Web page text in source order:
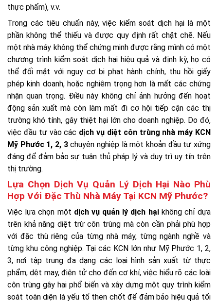
thực phẩm), v.v.
Trong các tiêu chuẩn này, việc kiểm soát dịch hại là một
phần không thể thiếu và được quy định rất chặt chẽ. Nếu
một nhà máy không thể chứng minh được rằng mình có một
chương trình kiểm soát dịch hại hiệu quả và định kỳ, họ có
thể đối mặt với nguy cơ bị phạt hành chính, thu hồi giấy
phép kinh doanh, hoặc nghiêm trọng hơn là mất các chứng
nhận quan trọng. Điều này không chỉ ảnh hưởng đến hoạt
động sản xuất mà còn làm mất đi cơ hội tiếp cận các thị
trường khó tính, gây thiệt hại lớn cho doanh nghiệp. Do đó,
việc đầu tư vào các dịch vụ diệt côn trùng nhà máy KCN
Mỹ Phước 1, 2, 3chuyên nghiệp là một khoản đầu tư xứng
đáng để đảm bảo sự tuân thủ pháp lý và duy trì uy tín trên
thị trường.
Lựa Chọn Dịch Vụ Quản Lý Dịch Hại Nào Phù
Hợp Với Đặc Thù Nhà Máy Tại KCN Mỹ Phước?
Việc lựa chọn một dịch vụ quản lý dịch hạikhông chỉ dựa
trên khả năng diệt trừ côn trùng mà còn cần phải phù hợp
với đặc thù riêng của từng nhà máy, từng ngành nghề và
từng khu công nghiệp. Tại các KCN lớn như Mỹ Phước 1, 2,
3, nơi tập trung đa dạng các loại hình sản xuất từ thực
phẩm, dệt may, điện tử cho đến cơ khí, việc hiểu rõ các loài
côn trùng gây hại phổ biến và xây dựng một quy trình kiểm
soát toàn diện là yếu tố then chốt để đảm bảo hiệu quả tối